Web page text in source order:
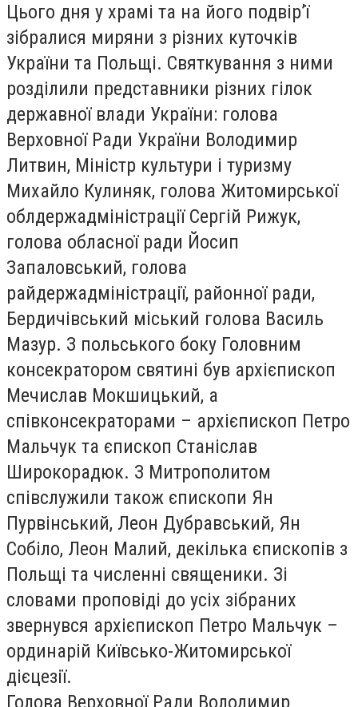
Цього дня у храмі та на його подвір’ї
зібралися миряни з різних куточків
України та Польщі. Святкування з ними
розділили представники різних гілок
державної влади України: голова
Верховної Ради України Володимир
Литвин, Міністр культури і туризму
Михайло Кулиняк, голова Житомирської
облдержадміністрації Сергій Рижук,
голова обласної ради Йосип
Запаловський, голова
райдержадміністрації, районної ради,
Бердичівський міський голова Василь
Мазур. З польського боку Головним
консекратором святині був архієпископ
Мечислав Мокшицький, а
співконсекраторами – архієпископ Петро
Мальчук та єпископ Станіслав
Широкорадюк. З Митрополитом
співслужили також єпископи Ян
Пурвінський, Леон Дубравський, Ян
Собіло, Леон Малий, декілька єпископів з
Польщі та численні священики. Зі
словами проповіді до усіх зібраних
звернувся архієпископ Петро Мальчук –
ординарій Київсько-Житомирської
дієцезії.
Голова Верховної Ради Володимир